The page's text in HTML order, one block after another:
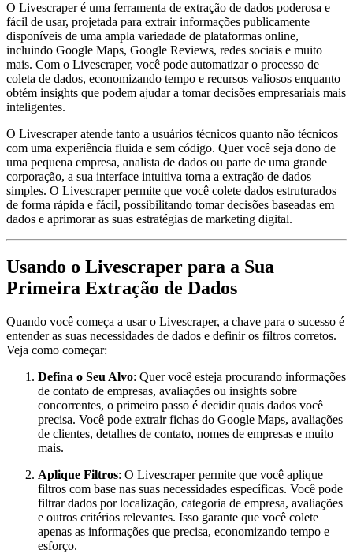
O Livescraper é uma ferramenta de extração de dados poderosa e
fácil de usar, projetada para extrair informações publicamente
disponíveis de uma ampla variedade de plataformas online,
incluindo Google Maps, Google Reviews, redes sociais e muito
mais. Com o Livescraper, você pode automatizar o processo de
coleta de dados, economizando tempo e recursos valiosos enquanto
obtém insights que podem ajudar a tomar decisões empresariais mais
inteligentes.
O Livescraper atende tanto a usuários técnicos quanto não técnicos
com uma experiência fluida e sem código. Quer você seja dono de
uma pequena empresa, analista de dados ou parte de uma grande
corporação, a sua interface intuitiva torna a extração de dados
simples. O Livescraper permite que você colete dados estruturados
de forma rápida e fácil, possibilitando tomar decisões baseadas em
dados e aprimorar as suas estratégias de marketing digital.
Usando o Livescraper para a Sua
Primeira Extração de Dados
Quando você começa a usar o Livescraper, a chave para o sucesso é
entender as suas necessidades de dados e definir os filtros corretos.
Veja como começar:
Defina o Seu Alvo: Quer você esteja procurando informações
de contato de empresas, avaliações ou insights sobre
concorrentes, o primeiro passo é decidir quais dados você
precisa. Você pode extrair fichas do Google Maps, avaliações
de clientes, detalhes de contato, nomes de empresas e muito
mais.
Aplique Filtros: O Livescraper permite que você aplique
filtros com base nas suas necessidades específicas. Você pode
filtrar dados por localização, categoria de empresa, avaliações
e outros critérios relevantes. Isso garante que você colete
apenas as informações que precisa, economizando tempo e
esforço.